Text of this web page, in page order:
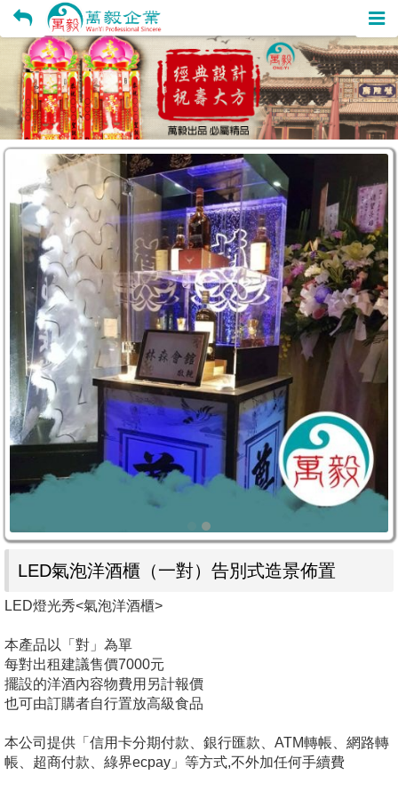
LED氣泡洋酒櫃（一對）告別式造景佈置
LED燈光秀<氣泡洋酒櫃>
本產品以「對」為單
每對出租建議售價7000元
擺設的洋酒內容物費用另計報價
也可由訂購者自行置放高級食品
本公司提供「信用卡分期付款、銀行匯款、ATM轉帳、網路轉
帳、超商付款、綠界ecpay」等方式,不外加任何手續費